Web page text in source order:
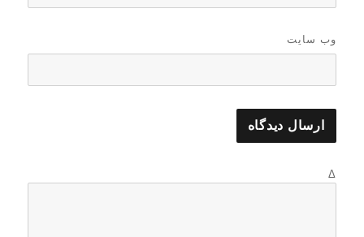
وب‌ سایت
Δ